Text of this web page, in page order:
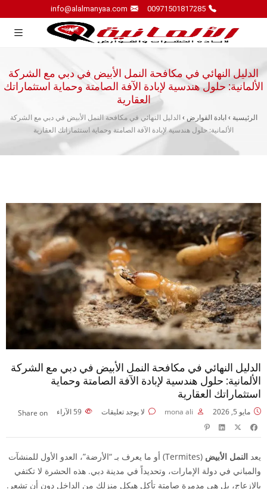
00971501817285
info@alalmanyaa.com
الدليل النهائي في مكافحة النمل الأبيض في دبي مع الشركة
الألمانية: حلول هندسية لإبادة الآفة الصامتة وحماية استثماراتك
العقارية
الرئيسية ›ابادة القوارض › الدليل النهائي في مكافحة النمل الأبيض في دبي مع الشركة
الألمانية: حلول هندسية لإبادة الآفة الصامتة وحماية استثماراتك العقارية
الدليل النهائي في مكافحة النمل الأبيض في دبي مع الشركة
الألمانية: حلول هندسية لإبادة الآفة الصامتة وحماية
استثماراتك العقارية
مايو 5, 2026 mona ali لا يوجد تعليقات الآراء Share on
يعد النمل الأبيض
(Termites) أو ما يعرف بـ “الأرضة”، العدو الأول للمنشآت
والمباني في دولة الإمارات، وتحديداً في مدينة دبي. هذه الحشرة لا تكتفي
بالإزعاج، بل هي مدمرة صامتة تأكل هيكل منزلك من الداخل دون أن تشعر.